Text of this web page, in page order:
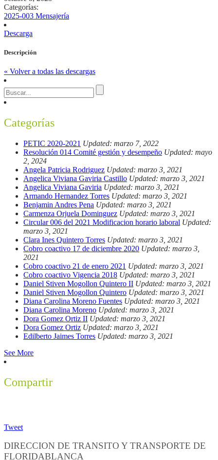
Categorías:
2025-003 Mensajería
Descarga
Descripción
« Volver a todas las descargas
Categorías
PETIC 2020-2021 Updated: marzo 7, 2022
Resolución 014 Comité gestión y desempeño Updated: mayo
2, 2024
Angela Patricia Rodriguez Updated: marzo 3, 2021
Angelica Viviana Gaviria Castillo Updated: marzo 3, 2021
Angelica Viviana Gaviria Updated: marzo 3, 2021
Armando Hernandez Torres Updated: marzo 3, 2021
Benjamin Andres Pena Updated: marzo 3, 2021
Carmenza Orjuela Dominguez Updated: marzo 3, 2021
Circular 006 del 2021 Modificacion horario laboral Updated:
marzo 3, 2021
Clara Ines Quintero Torres Updated: marzo 3, 2021
Cobro coactivo 17 de diciembre 2020 Updated: marzo 3,
2021
Cobro coactivo 21 de enero 2021 Updated: marzo 3, 2021
Cobro coactivo Vigencia 2018 Updated: marzo 3, 2021
Daniel Stiven Mogollon Quintero II Updated: marzo 3, 2021
Daniel Stiven Mogollon Quintero Updated: marzo 3, 2021
Diana Carolina Moreno Fuentes Updated: marzo 3, 2021
Diana Carolina Moreno Updated: marzo 3, 2021
Dora Gomez Ortiz II Updated: marzo 3, 2021
Dora Gomez Ortiz Updated: marzo 3, 2021
Edilberto Jaimes Torres Updated: marzo 3, 2021
See More
Compartir
Tweet
DIRECCION DE TRANSITO Y TRANSPORTE DE
FLORIDABLANCA